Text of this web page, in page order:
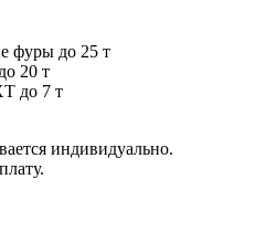
фуры до 25 т
20 т
до 7 т
индивидуально.